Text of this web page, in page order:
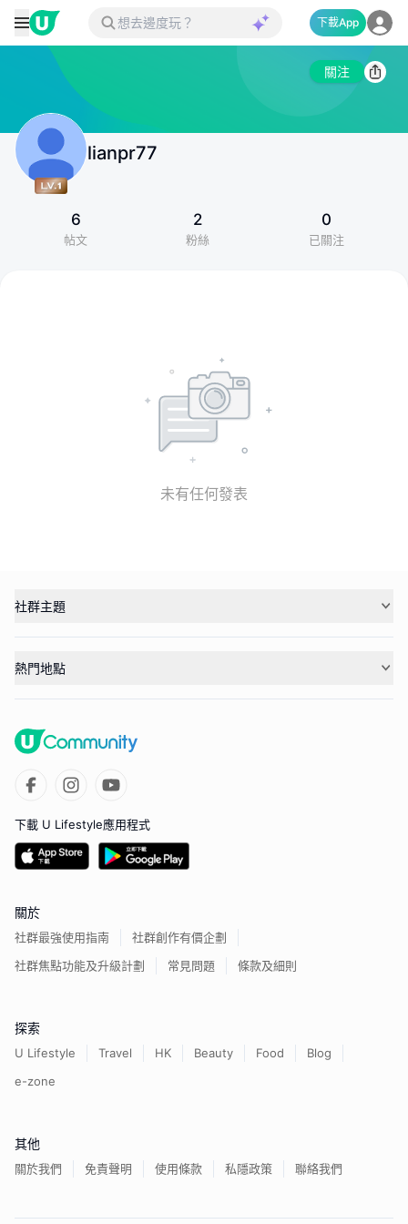
下載App
關注
lianpr77
6
帖文
2
粉絲
0
已關注
未有任何發表
社群主題
熱門地點
下載 U Lifestyle應用程式
關於
社群最強使用指南
社群創作有價企劃
社群焦點功能及升級計劃
常見問題 條款及細則
探索
U Lifestyle Travel HK Beauty Food
Blog
e-zone
其他
關於我們 免責聲明 使用條款 私隱政策 聯絡我們